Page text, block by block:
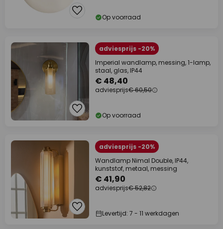
Op voorraad
adviesprijs -20%
Imperial wandlamp, messing, 1-lamp,
staal, glas, IP44
€ 48,40
adviesprijs€ 60,50
Op voorraad
adviesprijs -20%
Wandlamp Nimal Double, IP44,
kunststof, metaal, messing
€ 41,90
adviesprijs€ 52,82
Levertijd: 7 - 11 werkdagen